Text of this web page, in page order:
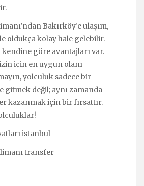
Bakırköy’e ulaşım,
oldukça kolay hale gelebilir.
göre avantajları var.
için en uygun olanı
yolculuk sadece bir
gitmek değil; aynı zamanda
kazanmak için bir fırsattır.
istanbul
transfer